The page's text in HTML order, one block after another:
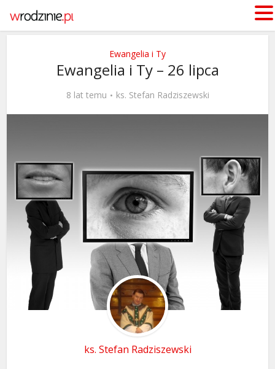
Ewangelia i Ty
Ewangelia i Ty – 26 lipca
8 lat temu ks. Stefan Radziszewski
ks. Stefan Radziszewski